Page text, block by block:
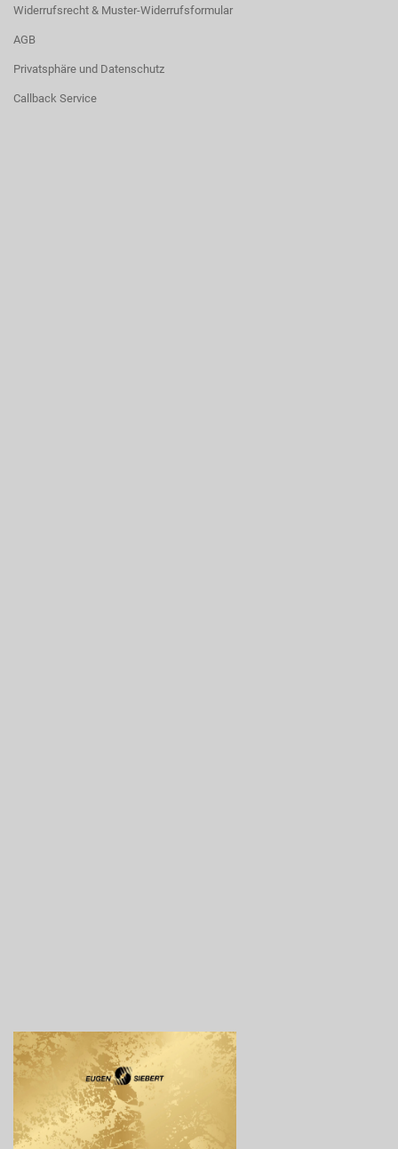
Widerrufsrecht & Muster-Widerrufsformular
AGB
Privatsphäre und Datenschutz
Callback Service